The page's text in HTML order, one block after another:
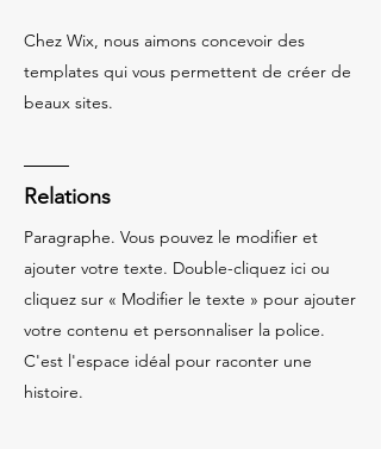
Chez Wix, nous aimons concevoir des
templates qui vous permettent de créer de
beaux sites.
Relations
Paragraphe. Vous pouvez le modifier et
ajouter votre texte. Double-cliquez ici ou
cliquez sur « Modifier le texte » pour ajouter
votre contenu et personnaliser la police.
C'est l'espace idéal pour raconter une
histoire.